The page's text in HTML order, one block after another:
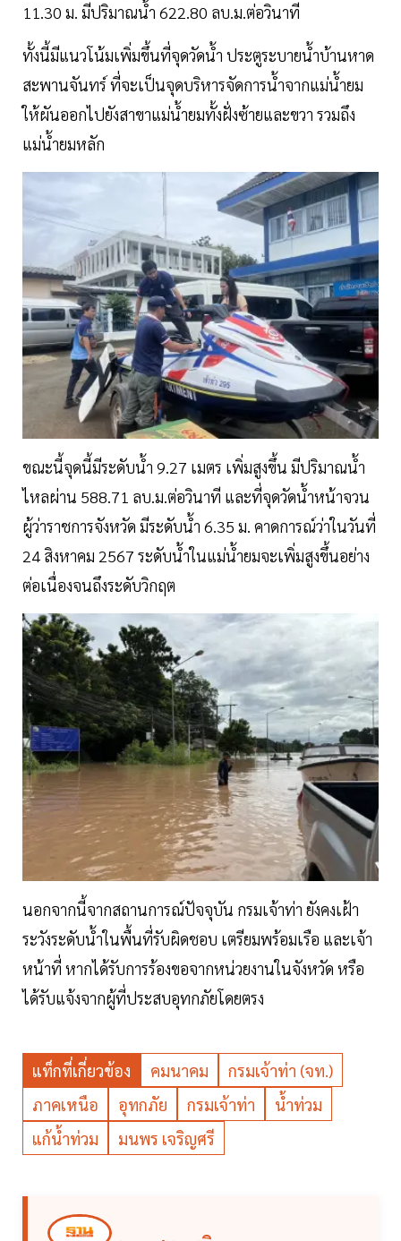
11.30 ม. มีปริมาณน้ำ 622.80 ลบ.ม.ต่อวินาที
ทั้งนี้มีแนวโน้มเพิ่มขึ้นที่จุดวัดน้ำ ประตูระบายน้ำบ้านหาด
สะพานจันทร์ ที่จะเป็นจุดบริหารจัดการน้ำจากแม่น้ำยม
ให้ผันออกไปยังสาขาแม่น้ำยมทั้งฝั่งซ้ายและขวา รวมถึง
แม่น้ำยมหลัก
ขณะนี้จุดนี้มีระดับน้ำ 9.27 เมตร เพิ่มสูงขึ้น มีปริมาณน้ำ
ไหลผ่าน 588.71 ลบ.ม.ต่อวินาที และที่จุดวัดน้ำหน้าจวน
ผู้ว่าราชการจังหวัด มีระดับน้ำ 6.35 ม. คาดการณ์ว่าในวันที่
24 สิงหาคม 2567 ระดับน้ำในแม่น้ำยมจะเพิ่มสูงขึ้นอย่าง
ต่อเนื่องจนถึงระดับวิกฤต
นอกจากนี้จากสถานการณ์ปัจจุบัน กรมเจ้าท่า ยังคงเฝ้า
ระวังระดับน้ำในพื้นที่รับผิดชอบ เตรียมพร้อมเรือ และเจ้า
หน้าที่ หากได้รับการร้องขอจากหน่วยงานในจังหวัด หรือ
ได้รับแจ้งจากผู้ที่ประสบอุทกภัยโดยตรง
แท็กที่เกี่ยวข้อง คมนาคม
กรมเจ้าท่า (จท.)
ภาคเหนือ
อุทกภัย กรมเจ้าท่า
น้ำท่วม
แก้น้ำท่วม
มนพร เจริญศรี